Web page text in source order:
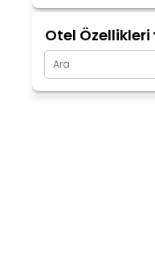
Otel Özellikleri